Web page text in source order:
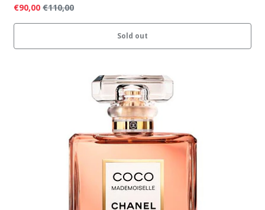
€90,00 €110,00
Sold out